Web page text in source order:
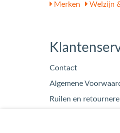
Merken
Welzijn
Contact
Algemene
Ruilen en